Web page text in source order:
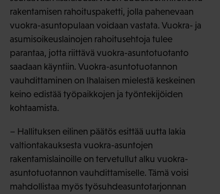
rakentamisen rahoituspaketti, jolla pahenevaan
vuokra-asuntopulaan voidaan vastata. Vuokra- ja
asumisoikeuslainojen rahoitusehtoja tulee
parantaa, jotta riittävä vuokra-asuntotuotanto
saadaan käyntiin. Vuokra-asuntotuotannon
vauhdittaminen on Ihalaisen mielestä keskeinen
keino edistää työpaikkojen ja työntekijöiden
kohtaamista.
– Hallituksen eilinen päätös esittää uutta lakia
valtiontakauksesta vuokra-asuntojen
rakentamislainoille on tervetullut alku vuokra-
asuntotuotannon vauhdittamiselle. Tämä voisi
mahdollistaa myös työsuhdeasuntotarjonnan